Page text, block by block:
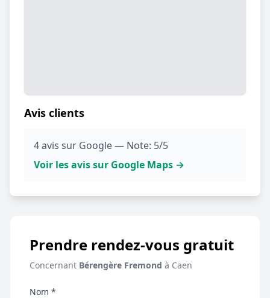
Avis clients
4 avis sur Google — Note: 5/5
Voir les avis sur Google Maps →
Prendre rendez-vous gratuit
Concernant Bérengère Fremond à Caen
Nom *